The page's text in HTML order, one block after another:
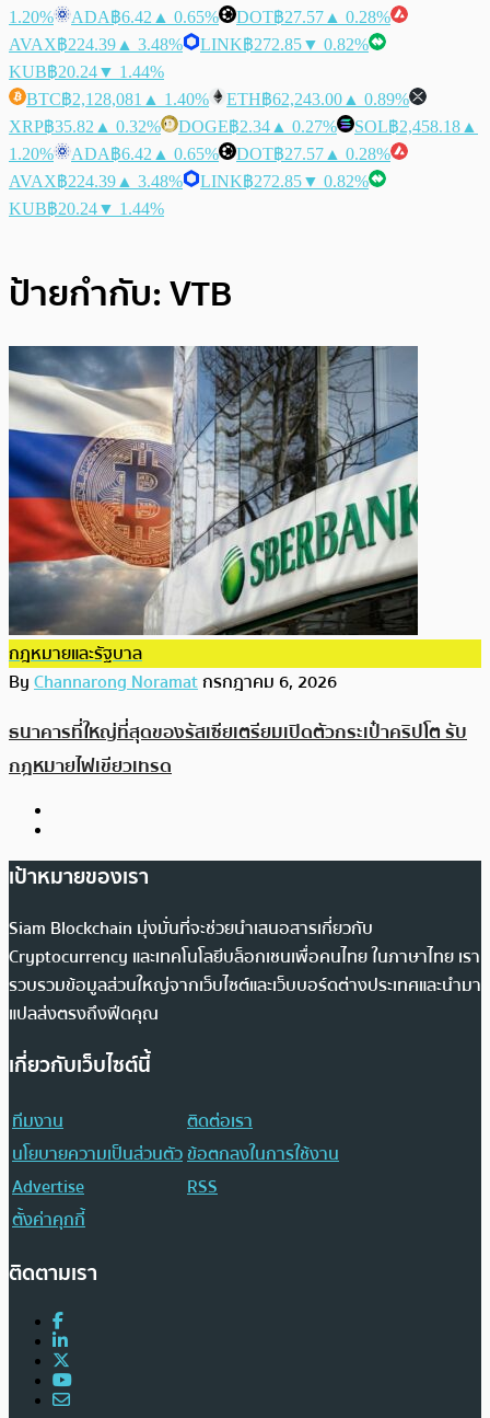
1.20%
ADA฿6.42 ▲ 0.65% DOT฿27.57 ▲ 0.28%
AVAX฿224.39 ▲ 3.48% LINK฿272.85▼ 0.82%
KUB฿20.24▼ 1.44%
BTC฿2,128,081 ▲ 1.40% ETH฿62,243.00 ▲ 0.89%
XRP฿35.82 ▲ 0.32% DOGE฿2.34 ▲ 0.27% SOL฿2,458.18 ▲
1.20%
ADA฿6.42 ▲ 0.65% DOT฿27.57 ▲ 0.28%
AVAX฿224.39 ▲ 3.48% LINK฿272.85▼ 0.82%
KUB฿20.24▼ 1.44%
ป้ายกำกับ:VTB
กฎหมายและรัฐบาล
ByChannarong Noramatกรกฎาคม 6, 2026
ธนาคารที่ใหญ่ที่สุดของรัสเซียเตรียมเปิดตัวกระเป๋าคริปโต รับ
กฎหมายไฟเขียวเทรด
เป้าหมายของเรา
Siam Blockchain มุ่งมั่นที่จะช่วยนำเสนอสารเกี่ยวกับ
Cryptocurrency และเทคโนโลยีบล็อกเชนเพื่อคนไทย ในภาษาไทย เรา
รวบรวมข้อมูลส่วนใหญ่จากเว็บไซต์และเว็บบอร์ดต่างประเทศและนำมา
แปลส่งตรงถึงฟีดคุณ
เกี่ยวกับเว็บไซต์นี้
ทีมงาน
ติดต่อเรา
นโยบายความเป็นส่วนตัวข้อตกลงในการใช้งาน
Advertise
RSS
ตั้งค่าคุกกี้
ติดตามเรา